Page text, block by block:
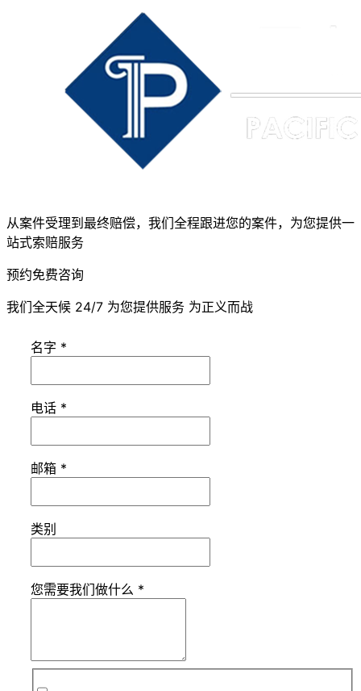
从案件受理到最终赔偿，我们全程跟进您的案件，为您提供一
站式索赔服务
预约免费咨询
我们全天候 24/7 为您提供服务 为正义而战
名字 *
电话 *
邮箱 *
类别
您需要我们做什么 *